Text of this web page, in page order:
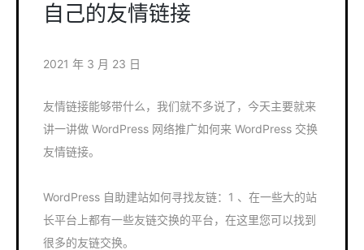
自己的友情链接
2021 年 3 月 23 日
友情链接能够带什么，我们就不多说了，今天主要就来
讲一讲做 WordPress 网络推广如何来 WordPress 交换
友情链接。
WordPress 自助建站如何寻找友链：1 、在一些大的站
长平台上都有一些友链交换的平台，在这里您可以找到
很多的友链交换。